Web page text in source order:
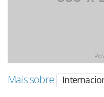
Mais sobre